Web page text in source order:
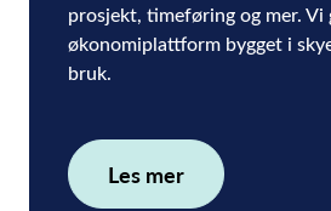
prosjekt, timeføring og mer. Vi
økonomiplattform bygget i
bruk.
Les mer